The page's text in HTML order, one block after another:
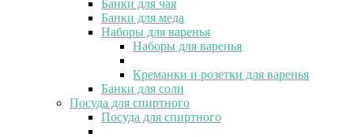
Банки для чая
Банки для меда
Наборы для варенья
Наборы для варенья
Креманки и розетки для варенья
Банки для соли
Посуда для спиртного
Посуда для спиртного